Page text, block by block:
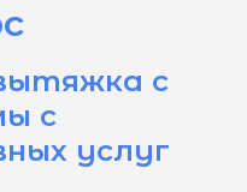
с
с
услуг